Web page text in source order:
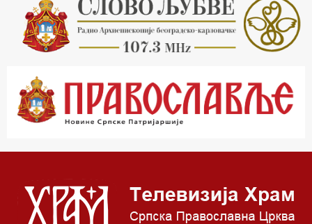
21.03 Врлинослов
22.03 Црквена предавања и трибине
23.00 Питања и одговори
00.03 Црквена предавања и трибине
01.03 Живе речи - подкаст